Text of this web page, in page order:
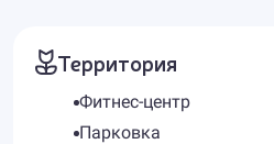
Территория
Фитнес-центр
Парковка